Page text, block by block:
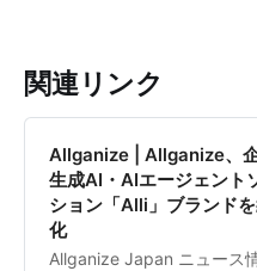
関連リンク
Allganize | Allganize、
生成AI・AIエージェント
ション「Alli」ブランド
化
Allganize Japan ニュース